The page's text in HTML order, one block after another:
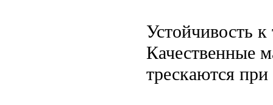
Устойчивость
Качественные
трескаются